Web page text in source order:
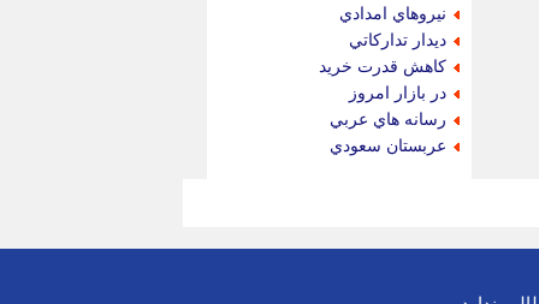
نيروهاي امدادي
ديدار تداركاتي
كاهش قدرت خريد
در بازار امروز
رسانه هاي عربي
عربستان سعودي